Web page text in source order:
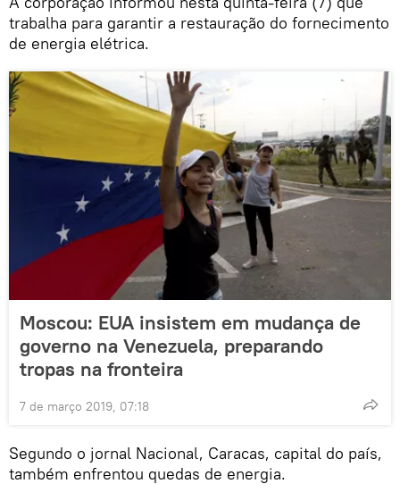
trabalha para garantir a restauração do fornecimento
de energia elétrica.
Moscou: EUA insistem em mudança de
governo na Venezuela, preparando
tropas na fronteira
7 de março 2019, 07:18
Segundo o jornal Nacional, Caracas, capital do país,
também enfrentou quedas de energia.